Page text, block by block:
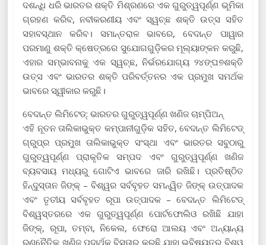
ଦଶନ୍ଧି ଧରି ଭାରତର ଶକ୍ତି ମିଶ୍ରଣରେ ଏକ ଗୁରୁତ୍ୱପୂର୍ଣ୍ଣ ଭୂମିକା
ଗ୍ରହଣ କରିବ, ନବୀକରଣୀୟ ଏବଂ ସ୍ୱଚ୍ଛ ଶକ୍ତି ଉତ୍ସ ସହିତ
ସହାବସ୍ଥାନ କରିବ। ସମାନ୍ତରାଳ ଭାବରେ, ବେଦାନ୍ତ ପାୱାର
ପରମାଣୁ ଶକ୍ତି କ୍ଷେତ୍ରରେ ସୁଯୋଗଗୁଡ଼ିକର ମୂଲ୍ୟାଙ୍କନ କରୁଛି,
ଏହାର ସମ୍ଭାବନାକୁ ଏକ ସ୍ୱଚ୍ଛ, ନିର୍ଭରଯୋଗ୍ୟ ୨୪ଙ୍ଘ୭ଶକ୍ତି
ଉତ୍ସ ଏବଂ ଭାରତର ଶକ୍ତି ପରିବର୍ତ୍ତନର ଏକ ପ୍ରମୁଖ ସମର୍ଥକ
ଭାବରେ ସ୍ୱୀକାର କରୁଛି।
ବେଦାନ୍ତ ଲିମିଟେଡ୍: ଭାରତର ଗୁରୁତ୍ୱପୂର୍ଣ୍ଣ ଖଣିଜ ଚାମ୍ପିଅନ୍
ଏହି ନୂତନ ତାଲିକାଭୁକ୍ତ କମ୍ପାନୀଗୁଡ଼ିକ ସହିତ, ବେଦାନ୍ତ ଲିମିଟେଡ୍
ଗ୍ରୁପ୍ର ପ୍ରମୁଖ ତାଲିକାଭୁକ୍ତ ସଂସ୍ଥା ଏବଂ ଭାରତର ସବୁଠାରୁ
ଗୁରୁତ୍ୱପୂର୍ଣ୍ଣ ପ୍ରାକୃତିକ ସମ୍ପଦ ଏବଂ ଗୁରୁତ୍ୱପୂର୍ଣ୍ଣ ଖଣିଜ
ବ୍ୟବସାୟ ମଧ୍ୟରୁ ଗୋଟିଏ ଭାବରେ ଜାରି ରଖିଛି। ପ୍ରତିଷ୍ଠିତ
ହିନ୍ଦୁସ୍ତାନ ଜିଙ୍କ୍ – ବିଶ୍ୱର ସର୍ବବୃହତ ସମନ୍ୱିତ ଜିଙ୍କ୍ ଉତ୍ପାଦକ
ଏବଂ ତୃତୀୟ ସର୍ବବୃହତ ରୂପା ଉତ୍ପାଦକ – ବେଦାନ୍ତ ଲିମିଟେଡ୍
ବିଶ୍ୱସ୍ତରରେ ଏକ ଗୁରୁତ୍ୱପୂର୍ଣ୍ଣ ପୋର୍ଟଫୋଲିଓ ରଖିଛି ଯାହା
ଜିଙ୍କ୍, ରୂପା, ତମ୍ବା, ନିକେଲ, ଫେରୋ ଆଲୟ ଏବଂ ଅନ୍ୟାନ୍ୟ
ରଣନୈତିକ ଖଣିଜ ପଦାର୍ଥକୁ ବିସ୍ତାର କରୁଛି ଯାହା ଭବିଷ୍ୟତର ବିଶ୍ୱ